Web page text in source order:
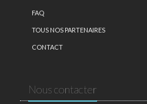
FAQ
TOUS NOS PARTENAIRES
CONTACT
Nous contacter